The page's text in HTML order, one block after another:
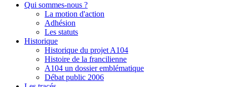
Qui sommes-nous ?
La motion d'action
Adhésion
Les statuts
Historique
Historique du projet A104
Histoire de la francilienne
A104 un dossier emblématique
Débat public 2006